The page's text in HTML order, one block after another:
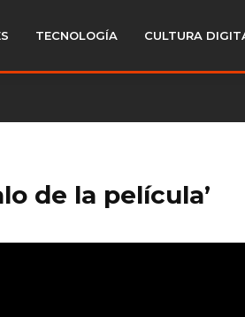
TECNOLOGÍA CULTURA
de la película’